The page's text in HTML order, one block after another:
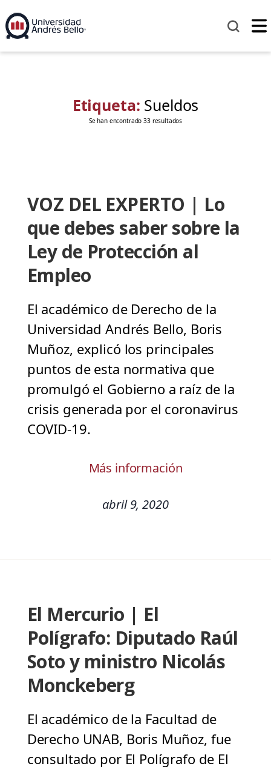
Etiqueta: Sueldos
Se han encontrado 33 resultados
VOZ DEL EXPERTO | Lo
que debes saber sobre la
Ley de Protección al
Empleo
El académico de Derecho de la
Universidad Andrés Bello, Boris
Muñoz, explicó los principales
puntos de esta normativa que
promulgó el Gobierno a raíz de la
crisis generada por el coronavirus
COVID-19.
Más información
abril 9, 2020
El Mercurio | El
Polígrafo: Diputado Raúl
Soto y ministro Nicolás
Monckeberg
El académico de la Facultad de
Derecho UNAB, Boris Muñoz, fue
consultado por El Polígrafo de El